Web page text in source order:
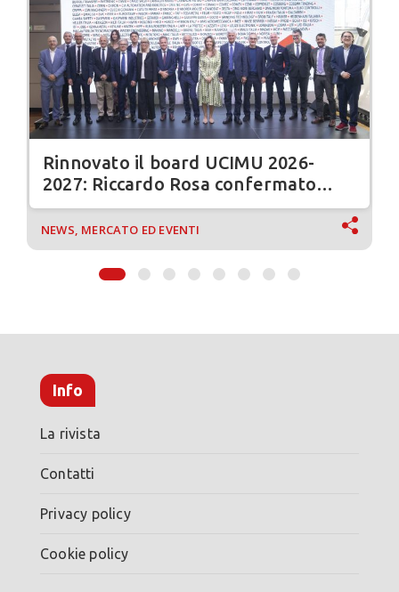
Rinnovato il board UCIMU 2026-
2027: Riccardo Rosa confermato
presidente
NEWS, MERCATO ED EVENTI
Info
La rivista
Contatti
Privacy policy
Cookie policy